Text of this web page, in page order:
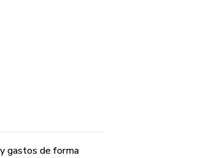
gastos de forma